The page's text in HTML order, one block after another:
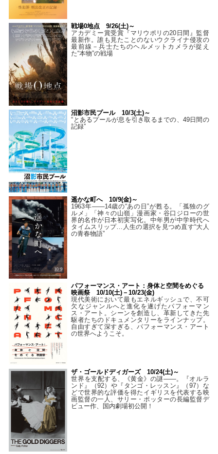
戦場0地点 9/26(土)～
アカデミー賞受賞『マリウポリの20日間』監督
最新作。誰も見たことのないウクライナ侵攻の
最前線－兵士たちのヘルメットカメラが捉え
た“本物”の戦場
沼影市民プール 10/3(土)～
“とあるプールが息を引き取るまでの、49日間の
記録”
遥かな町へ 10/9(金)～
1963年――14歳の“あの日”が甦る。「孤独のグ
ルメ」「神々の山嶺」漫画家・谷口ジローの世
界的名作が日本初実写化。中年男が中学時代へ
タイムスリップ…人生の選択を見つめ直す“大人
の青春物語”
パフォーマンス・アート：身体と空間をめぐる
映画祭 10/10(土)－10/23(金)
現代美術において最もエネルギッシュで、不可
欠なジャンルへと進化を遂げたパフォーマン
ス・アート。シーンを創造し、革新してきた先
駆者たちのドキュメンタリーをラインナップ。
自由すぎて深すぎる、パフォーマンス・アート
の世界へようこそ。
ザ・ゴールドディガーズ 10/24(土)～
世界を支配する、《黄金》の謎――。『オルラ
ンド』（92）や『タンゴ・レッスン』（97）な
どで世界的な評価を得たイギリスを代表する映
画監督の一人、サリー・ポッターの長編監督デ
ビュー作、国内劇場初公開！